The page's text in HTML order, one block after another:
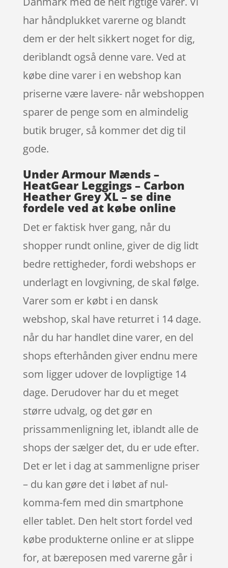
har håndplukket varerne og blandt
dem er der helt sikkert noget for dig,
deriblandt også denne vare. Ved at
købe dine varer i en webshop kan
priserne være lavere- når webshoppen
sparer de penge som en almindelig
butik bruger, så kommer det dig til
gode.
Under Armour Mænds –
HeatGear Leggings – Carbon
Heather Grey XL – se dine
fordele ved at købe online
Det er faktisk hver gang, når du
shopper rundt online, giver de dig lidt
bedre rettigheder, fordi webshops er
underlagt en lovgivning, de skal følge.
Varer som er købt i en dansk
webshop, skal have returret i 14 dage.
når du har handlet dine varer, en del
shops efterhånden giver endnu mere
som ligger udover de lovpligtige 14
dage. Derudover har du et meget
større udvalg, og det gør en
prissammenligning let, iblandt alle de
shops der sælger det, du er ude efter.
Det er let i dag at sammenligne priser
– du kan gøre det i løbet af nul-
komma-fem med din smartphone
eller tablet. Den helt stort fordel ved
købe produkterne online er at slippe
for, at bæreposen med varerne går i